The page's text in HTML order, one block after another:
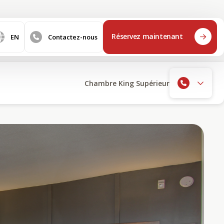
EN Contactez-nous Réservez maintenant
Chambre King Supérieur